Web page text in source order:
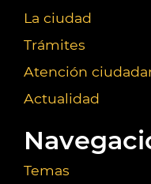
La ciudad
Trámites
Atención
Actualidad
Temas